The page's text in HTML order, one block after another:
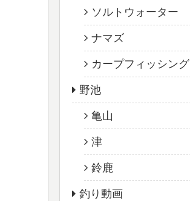
ソルトウォーター
ナマズ
カープフィッシング
野池
亀山
津
鈴鹿
釣り動画